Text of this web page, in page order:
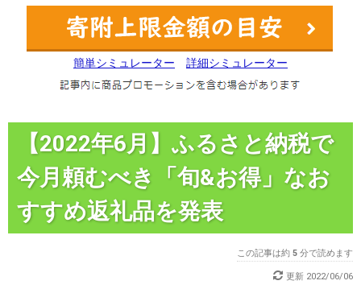
簡単シミュレーター 詳細シミュレーター
【2022年6月】ふるさと納税で
今月頼むべき「旬&お得」なお
すすめ返礼品を発表
この記事は約 5 分で読めます
更新 2022/06/06